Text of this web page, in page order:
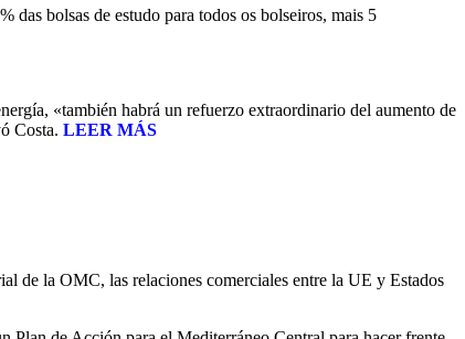
bolsas de estudo para todos os bolseiros, mais 5
«también habrá un refuerzo extraordinario del aumento de
Costa. LEER MÁS
de la OMC, las relaciones comerciales entre la UE y Estados